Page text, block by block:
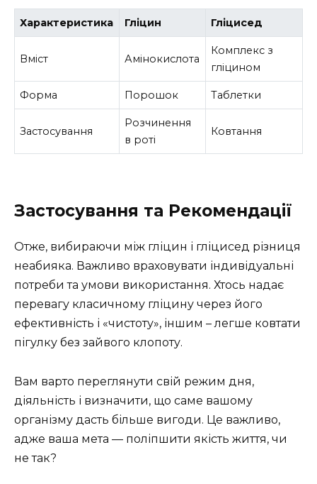
Характеристика Гліцин Гліцисед
Вміст Амінокислота
Комплекс з
гліцином
Форма Порошок Таблетки
Застосування
Розчинення
в роті
Ковтання
Застосування та Рекомендації
Отже, вибираючи між гліцин і гліцисед різниця
неабияка. Важливо враховувати індивідуальні
потреби та умови використання. Хтось надає
перевагу класичному гліцину через його
ефективність і «чистоту», іншим – легше ковтати
пігулку без зайвого клопоту.
Вам варто переглянути свій режим дня,
діяльність і визначити, що саме вашому
організму дасть більше вигоди. Це важливо,
адже ваша мета — поліпшити якість життя, чи
не так?